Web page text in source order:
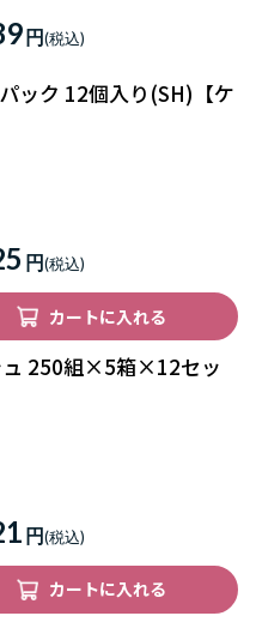
円
ック 12個入り(SH)【ケ
円
カートに入れる
ュ 250組×5箱×12セッ
円
カートに入れる